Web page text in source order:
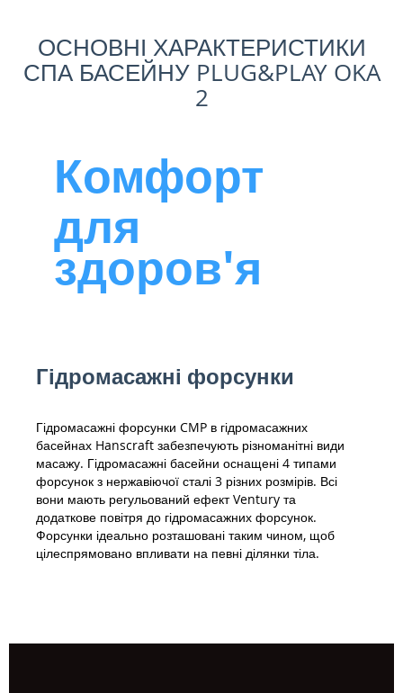
ОСНОВНІ ХАРАКТЕРИСТИКИ
СПА БАСЕЙНУ PLUG&PLAY OKA
2
Комфорт
для
здоров'я
Гідромасажні форсунки
Гідромасажні форсунки CMP в гідромасажних
басейнах Hanscraft забезпечують різноманітні види
масажу. Гідромасажні басейни оснащені 4 типами
форсунок з нержавіючої сталі 3 різних розмірів. Всі
вони мають регульований ефект Ventury та
додаткове повітря до гідромасажних форсунок.
Форсунки ідеально розташовані таким чином, щоб
цілеспрямовано впливати на певні ділянки тіла.